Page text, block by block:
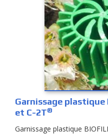
Garnissage plastique
et C-2T®
Garnissage plastique